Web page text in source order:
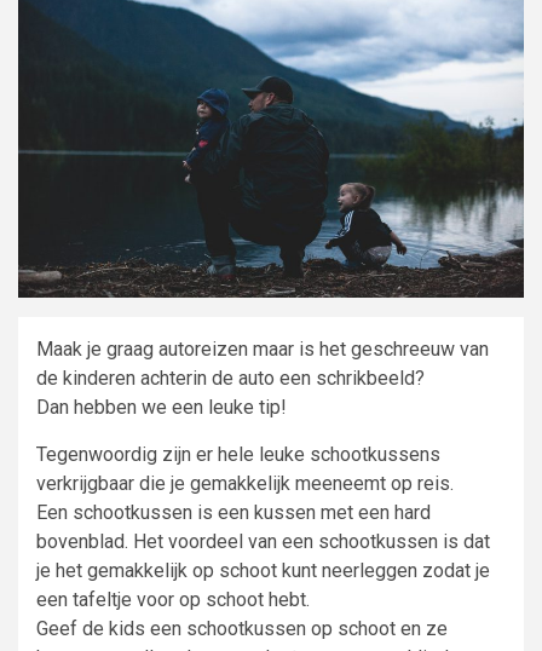
Maak je graag autoreizen maar is het geschreeuw van
de kinderen achterin de auto een schrikbeeld?
Dan hebben we een leuke tip!
Tegenwoordig zijn er hele leuke schootkussens
verkrijgbaar die je gemakkelijk meeneemt op reis.
Een schootkussen is een kussen met een hard
bovenblad. Het voordeel van een schootkussen is dat
je het gemakkelijk op schoot kunt neerleggen zodat je
een tafeltje voor op schoot hebt.
Geef de kids een schootkussen op schoot en ze